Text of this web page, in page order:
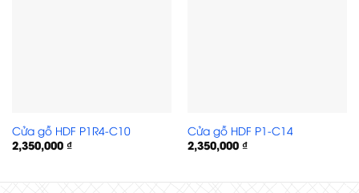
Cửa gỗ HDF P1R4-C10
2,350,000 ₫
Cửa gỗ HDF P1-C14
2,350,000 ₫